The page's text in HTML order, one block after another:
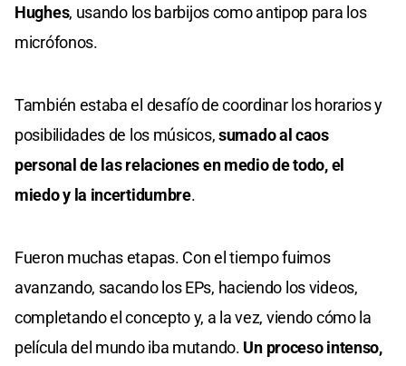
Hughes, usando los barbijos como antipop para los
micrófonos.
También estaba el desafío de coordinar los horarios y
posibilidades de los músicos,sumado al caos
personal de las relaciones en medio de todo, el
miedo y la incertidumbre.
Fueron muchas etapas. Con el tiempo fuimos
avanzando, sacando los EPs, haciendo los videos,
completando el concepto y, a la vez, viendo cómo la
película del mundo iba mutando. Un proceso intenso,